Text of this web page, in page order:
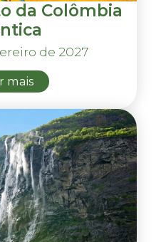
da Colômbia
de 2027
mais